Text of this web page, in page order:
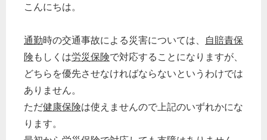
こんにちは。
通勤時の交通事故による災害については、 自賠責保
険 もしくは労災保険で対応することになりますが、
どちらを優先させなければならないというわけでは
ありません。
ただ健康保険は使えませんので上記のいずれかにな
ります。
どのカテゴリーに投稿しますか？
選択してください